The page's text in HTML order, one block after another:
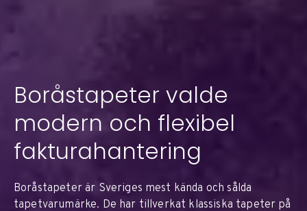
Boråstapeter valde
modern och flexibel
fakturahantering
Boråstapeter är Sveriges mest kända och sålda
tapetvarumärke. De har tillverkat klassiska tapeter på